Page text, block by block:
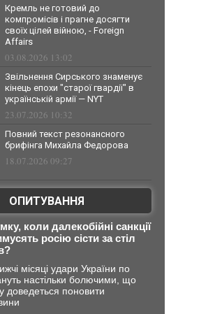
Кремль не готовий до
компромісів і прагне досягти
своїх цілей війною, - Foreign
Affairs
03.08.2026 13:02
Звільнення Сирського знаменує
кінець епохи "старої гвардії" в
українській армії — NYT
23.07.2026 10:32
Повний текст резонансного
брифінга Михайла Федорова
18.07.2026 09:27
ОПИТУВАННЯ
коли далекобійні санкції
росію сісти за стіл
місяці удари України по
настільки болючими, що
доведеться поновити